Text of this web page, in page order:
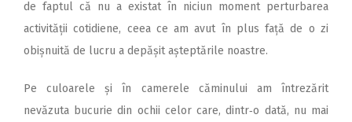
de faptul că nu a existat în niciun moment perturbarea
activității cotidiene, ceea ce am avut în plus față de o zi
obișnuită de lucru a depășit așteptările noastre.
Pe culoarele și în camerele că­minului am întrezărit
nevăzuta bucurie din ochii celor care, dintr‑o dată, nu mai